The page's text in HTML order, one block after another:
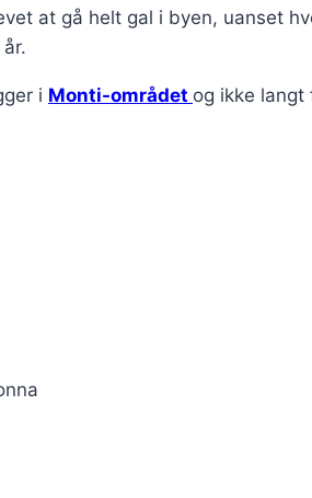
at gå helt gal i byen, uanset
i Monti-området og ikke langt